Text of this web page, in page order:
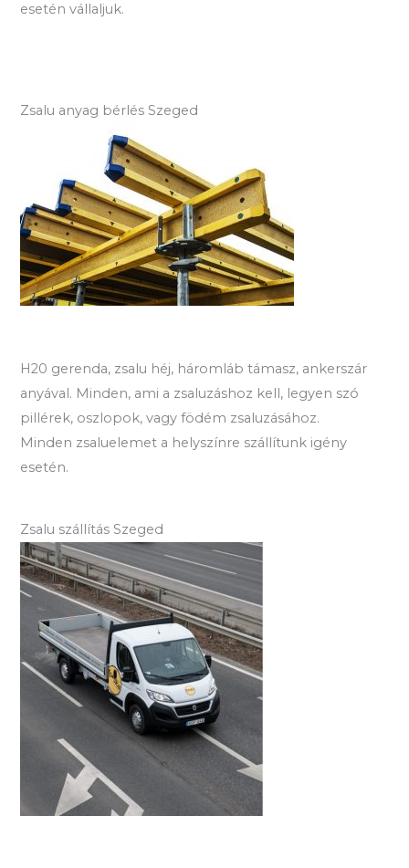
esetén vállaljuk.
Zsalu anyag bérlés Szeged
H20 gerenda, zsalu héj, háromláb támasz, ankerszár
anyával. Minden, ami a zsaluzáshoz kell, legyen szó
pillérek, oszlopok, vagy födém zsaluzásához.
Minden zsaluelemet a helyszínre szállítunk igény
esetén.
Zsalu szállítás Szeged